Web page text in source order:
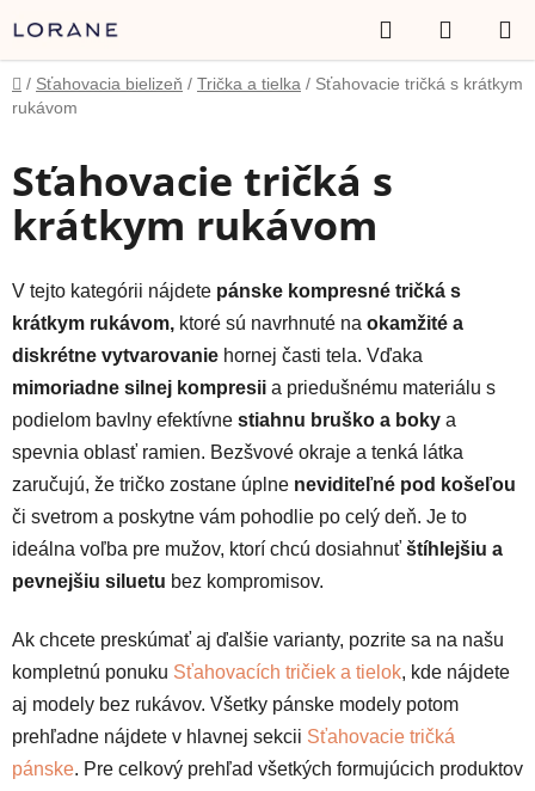
na
obsah
Hľadať
KOŠÍK
Domov
/ Sťahovacia bielizeň / Trička a tielka / Sťahovacie tričká s krátkym
rukávom
Sťahovacie tričká s
krátkym rukávom
V tejto kategórii nájdete pánske kompresné tričká s
krátkym rukávom, ktoré sú navrhnuté na okamžité a
diskrétne vytvarovanie hornej časti tela. Vďaka
mimoriadne silnej kompresii a priedušnému materiálu s
podielom bavlny efektívne stiahnu bruško a boky a
spevnia oblasť ramien. Bezšvové okraje a tenká látka
zaručujú, že tričko zostane úplne neviditeľné pod košeľou
či svetrom a poskytne vám pohodlie po celý deň. Je to
ideálna voľba pre mužov, ktorí chcú dosiahnuť štíhlejšiu a
pevnejšiu siluetu bez kompromisov.
Ak chcete preskúmať aj ďalšie varianty, pozrite sa na našu
kompletnú ponuku Sťahovacích tričiek a tielok, kde nájdete
aj modely bez rukávov. Všetky pánske modely potom
prehľadne nájdete v hlavnej sekcii Sťahovacie tričká
pánske. Pre celkový prehľad všetkých formujúcich produktov